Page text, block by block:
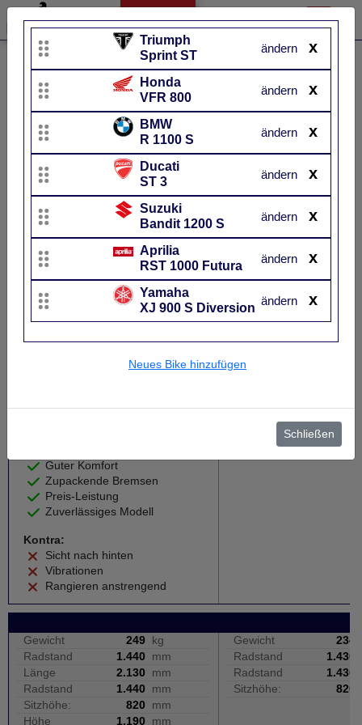
Liste bearbeiten
Honda
VFR 800
Ducati
ST 3
UVP
12.240 €
Baujahr
von 1998 bis 2010
Baujahr
von 2005
Unser Schmuckstück in Action
Weiter zum Testbericht
Dieses Bike haben wir
Guter Komfort
Zupackende Bremsen
Preis-Leistung
Zuverlässiges Modell
Kontra:
Sicht nach hinten
Vibrationen
Rangieren anstrengend
Gewicht 249 kg
Radstand
1.440
mm
Länge
2.130
mm
Radstand
1.440
mm
Sitzhöhe:
820
mm
Höhe
1.190 mm
Gewicht
234
Radstand
1.430
Radstand
1.430
Sitzhöhe:
820
x
Triumph
Sprint ST
ändern
x
Honda
VFR 800
ändern
x
BMW
R 1100 S
ändern
x
Ducati
ST 3
ändern
x
Suzuki
Bandit 1200 S
ändern
x
Aprilia
RST 1000 Futura
ändern
x
Yamaha
XJ 900 S Diversion
ändern
Neues Bike hinzufügen
Schließen